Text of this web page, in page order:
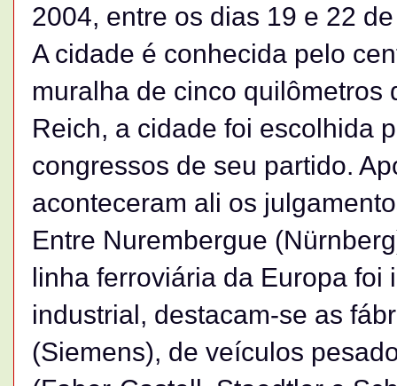
2004, entre os dias 19 e 22
A cidade é conhecida pelo
muralha de cinco quilômetros
Reich, a cidade foi escolhida
congressos de seu partido.
aconteceram ali os
Entre Nurembergue
linha ferroviária da Europa
industrial, destacam-se as
(Siemens), de veículos